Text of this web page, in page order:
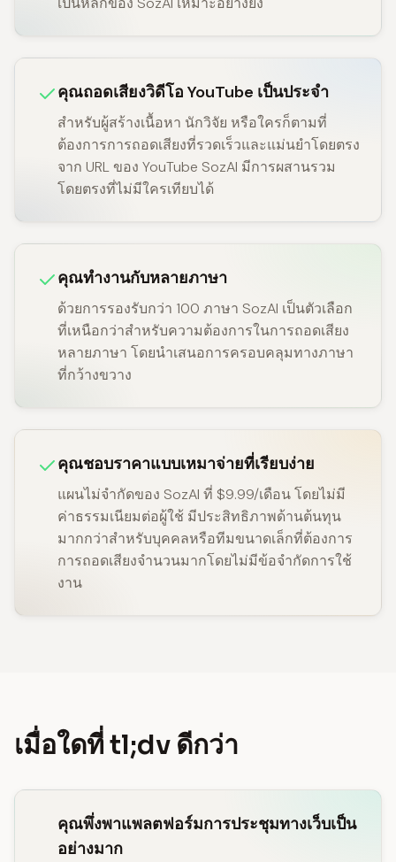
คุณถอดเสียงวิดีโอ YouTube เป็นประจำ
สำหรับผู้สร้างเนื้อหา นักวิจัย หรือใครก็ตามที่
ต้องการการถอดเสียงที่รวดเร็วและแม่นยำโดยตรง
จาก URL ของ YouTube SozAI มีการผสานรวม
โดยตรงที่ไม่มีใครเทียบได้
คุณทำงานกับหลายภาษา
ด้วยการรองรับกว่า 100 ภาษา SozAI เป็นตัวเลือก
ที่เหนือกว่าสำหรับความต้องการในการถอดเสียง
หลายภาษา โดยนำเสนอการครอบคลุมทางภาษา
ที่กว้างขวาง
คุณชอบราคาแบบเหมาจ่ายที่เรียบง่าย
แผนไม่จำกัดของ SozAI ที่ $9.99/เดือน โดยไม่มี
ค่าธรรมเนียมต่อผู้ใช้ มีประสิทธิภาพด้านต้นทุน
มากกว่าสำหรับบุคคลหรือทีมขนาดเล็กที่ต้องการ
การถอดเสียงจำนวนมากโดยไม่มีข้อจำกัดการใช้
งาน
เมื่อใดที่ tl;dv ดีกว่า
คุณพึ่งพาแพลตฟอร์มการประชุมทางเว็บเป็น
อย่างมาก